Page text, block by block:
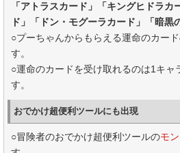
「アトラスカード」「キングヒドラ
ド」「ドン・モグーラカード」「暗黒
○プーちゃんからもらえる運命のカー
す。
○運命のカードを受け取れるのは1キャ
す。
おでかけ超便利ツールにも出現
○冒険者のおでかけ超便利ツールのモ